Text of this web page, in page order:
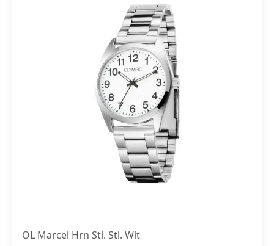
OL Marcel Hrn Stl. Stl. Wit